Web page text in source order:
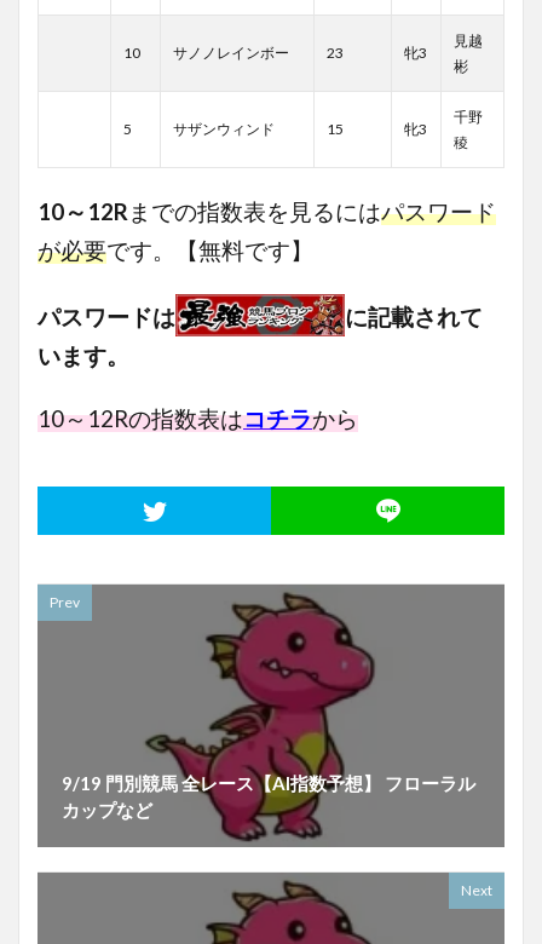
10 サノノレインボー 23 牝3
見越
彬
5 サザンウィンド 15 牝3
千野
稜
10～12R までの指数表を見るにはパスワード
が必要です。【無料です】
パスワードは
に記載されて
います。
10～12Rの指数表はコチラから
Prev
9/19 門別競馬 全レース【AI指数予想】 フローラル
カップなど
Next